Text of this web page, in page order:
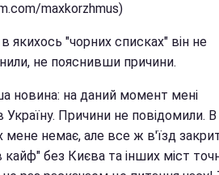
maxkorzhmus)
якихось "чорних списках" він не
не пояснивши причини.
новина: на даний момент мені
Причини не повідомили. В
мене немає, але все ж в'їзд
без Києва та інших міст